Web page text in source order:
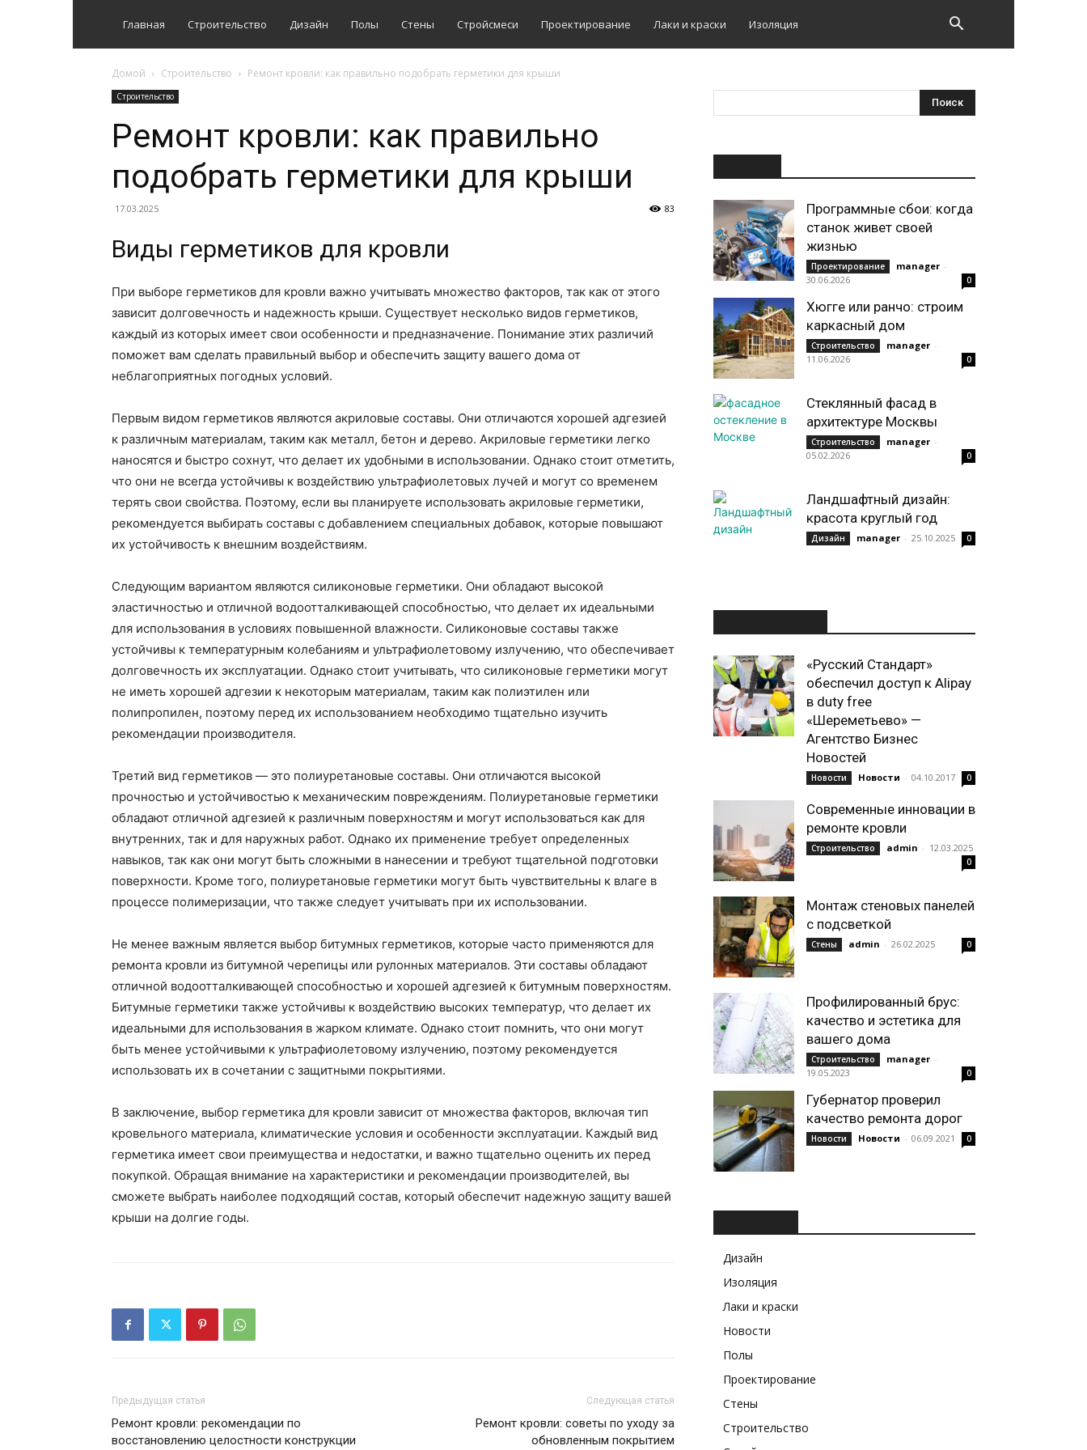
Главная Строительство Дизайн Полы Стены Стройсмеси Проектирование Лаки и краски Изоляция
Домой Строительство Ремонт кровли: как правильно подобрать герметики для крыши
Строительство
Ремонт кровли: как правильно
подобрать герметики для крыши
17.03.2025 83
Виды герметиков для кровли
При выборе герметиков для кровли важно учитывать множество факторов, так как от этого
зависит долговечность и надежность крыши. Существует несколько видов герметиков,
каждый из которых имеет свои особенности и предназначение. Понимание этих различий
поможет вам сделать правильный выбор и обеспечить защиту вашего дома от
неблагоприятных погодных условий.
Первым видом герметиков являются акриловые составы. Они отличаются хорошей адгезией
к различным материалам, таким как металл, бетон и дерево. Акриловые герметики легко
наносятся и быстро сохнут, что делает их удобными в использовании. Однако стоит отметить,
что они не всегда устойчивы к воздействию ультрафиолетовых лучей и могут со временем
терять свои свойства. Поэтому, если вы планируете использовать акриловые герметики,
рекомендуется выбирать составы с добавлением специальных добавок, которые повышают
их устойчивость к внешним воздействиям.
Следующим вариантом являются силиконовые герметики. Они обладают высокой
эластичностью и отличной водоотталкивающей способностью, что делает их идеальными
для использования в условиях повышенной влажности. Силиконовые составы также
устойчивы к температурным колебаниям и ультрафиолетовому излучению, что обеспечивает
долговечность их эксплуатации. Однако стоит учитывать, что силиконовые герметики могут
не иметь хорошей адгезии к некоторым материалам, таким как полиэтилен или
полипропилен, поэтому перед их использованием необходимо тщательно изучить
рекомендации производителя.
Третий вид герметиков — это полиуретановые составы. Они отличаются высокой
прочностью и устойчивостью к механическим повреждениям. Полиуретановые герметики
обладают отличной адгезией к различным поверхностям и могут использоваться как для
внутренних, так и для наружных работ. Однако их применение требует определенных
навыков, так как они могут быть сложными в нанесении и требуют тщательной подготовки
поверхности. Кроме того, полиуретановые герметики могут быть чувствительны к влаге в
процессе полимеризации, что также следует учитывать при их использовании.
Не менее важным является выбор битумных герметиков, которые часто применяются для
ремонта кровли из битумной черепицы или рулонных материалов. Эти составы обладают
отличной водоотталкивающей способностью и хорошей адгезией к битумным поверхностям.
Битумные герметики также устойчивы к воздействию высоких температур, что делает их
идеальными для использования в жарком климате. Однако стоит помнить, что они могут
быть менее устойчивыми к ультрафиолетовому излучению, поэтому рекомендуется
использовать их в сочетании с защитными покрытиями.
В заключение, выбор герметика для кровли зависит от множества факторов, включая тип
кровельного материала, климатические условия и особенности эксплуатации. Каждый вид
герметика имеет свои преимущества и недостатки, и важно тщательно оценить их перед
покупкой. Обращая внимание на характеристики и рекомендации производителей, вы
сможете выбрать наиболее подходящий состав, который обеспечит надежную защиту вашей
крыши на долгие годы.
Предыдущая статья
Ремонт кровли: рекомендации по
восстановлению целостности конструкции
Следующая статья
Ремонт кровли: советы по уходу за
обновленным покрытием
Программные сбои: когда
станок живет своей
жизнью
Проектирование manager -
30.06.2026
0
Хюгге или ранчо: строим
каркасный дом
Строительство manager -
11.06.2026
0
Стеклянный фасад в
архитектуре Москвы
Строительство manager -
05.02.2026
0
Ландшафтный дизайн:
красота круглый год
Дизайн manager - 25.10.2025 0
«Русский Стандарт»
обеспечил доступ к Alipay
в duty free
«Шереметьево» —
Агентство Бизнес
Новостей
Новости Новости - 04.10.2017 0
Современные инновации в
ремонте кровли
Строительство admin - 12.03.2025
0
Монтаж стеновых панелей
с подсветкой
Стены admin - 26.02.2025 0
Профилированный брус:
качество и эстетика для
вашего дома
Строительство manager -
19.05.2023
0
Губернатор проверил
качество ремонта дорог
Новости Новости - 06.09.2021 0
Дизайн
Изоляция
Лаки и краски
Новости
Полы
Проектирование
Стены
Строительство